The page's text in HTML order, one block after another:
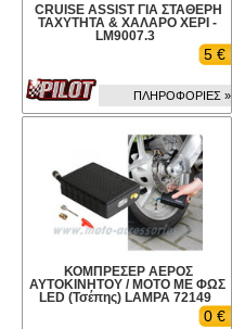
CRUISE ASSIST ΓΙΑ ΣΤΑΘΕΡΗ
ΤΑΧΥΤΗΤΑ & ΧΑΛΑΡΟ ΧΕΡΙ -
LM9007.3
5 €
ΠΛΗΡΟΦΟΡΙΕΣ »
ΚΟΜΠΡΕΣΕΡ ΑΕΡΟΣ
ΑΥΤΟΚΙΝΗΤΟΥ / ΜΟΤΟ ΜΕ ΦΩΣ
LED (Τσέπης) LAMPA 72149
0 €